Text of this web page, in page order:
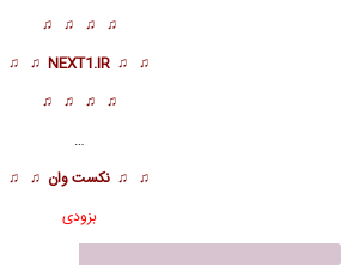
♫ ♫ ♫ ♫
♫ ♫
NEXT1.IR
♫ ♫
♫ ♫ ♫ ♫
…
♫ ♫ نکست وان ♫ ♫
بزودی